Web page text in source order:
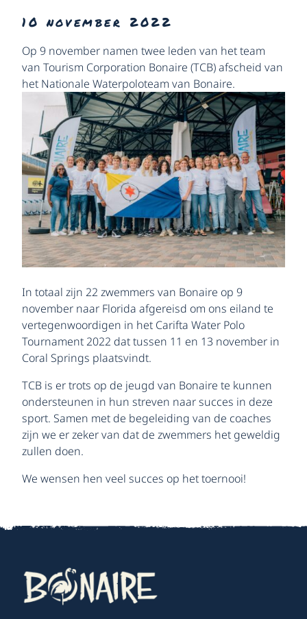
10 november 2022
Op 9 november namen twee leden van het team
van Tourism Corporation Bonaire (TCB) afscheid van
het Nationale Waterpoloteam van Bonaire.
In totaal zijn 22 zwemmers van Bonaire op 9
november naar Florida afgereisd om ons eiland te
vertegenwoordigen in het Carifta Water Polo
Tournament 2022 dat tussen 11 en 13 november in
Coral Springs plaatsvindt.
TCB is er trots op de jeugd van Bonaire te kunnen
ondersteunen in hun streven naar succes in deze
sport. Samen met de begeleiding van de coaches
zijn we er zeker van dat de zwemmers het geweldig
zullen doen.
We wensen hen veel succes op het toernooi!